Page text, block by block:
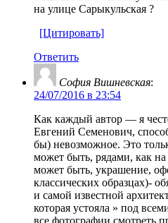
на улице Сарыкульская ?
[Цитировать]
Ответить
София Вишневская:
24/07/2016 в 23:54
Как каждый автор — я
Евгений Семенович,
бы) невозможное. Это
может быть, рядами, как
может быть, украшение,
классических образцах)-
и самой известной
которая устояла » под
все фотографии смотреть